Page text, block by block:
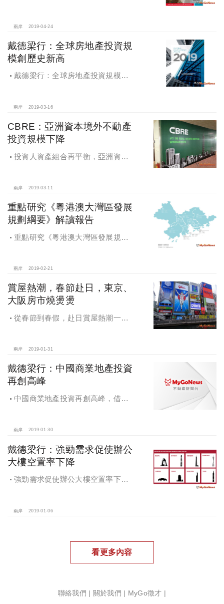
兩岸 2019-04-24
戴德梁行：全球房地產投資規
模創歷史新高
戴德梁行：全球房地產投資規模創
兩岸 2019-03-16
CBRE：亞洲資本境外不動產
投資規模下降
投資人資產組合再平衡，亞洲資本
兩岸 2019-03-11
重點研究《粵港澳大灣區發展
規劃綱要》解讀報告
重點研究《粵港澳大灣區發展規劃
兩岸 2019-02-21
賞屋熱潮，春節赴日，東京、
大阪房市燒燙燙
從春節到春假，赴日賞屋熱潮一波
兩岸 2019-01-31
戴德梁行：中國商業地產投資
再創高峰
中國商業地產投資再創高峰，借貸
兩岸 2019-01-30
戴德梁行：強勁需求促使辦公
大樓空置率下降
強勁需求促使辦公大樓空置率下
兩岸 2019-01-06
看更多內容
聯絡我們 關於我們 MyGo徵才